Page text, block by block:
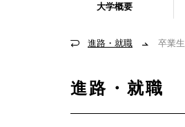
大学概要
進路・就職 卒業
進路・就職